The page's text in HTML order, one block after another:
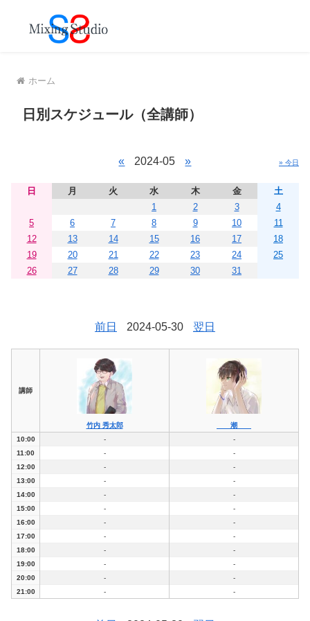
ホーム
日別スケジュール（全講師）
« 2024-05 » » 今日
日 月 火 水 木 金
土
1
2 3
4
5
6 7 8 9 10
11
12
13 14 15 16 17
18
19
20 21 22 23 24
25
26
27 28 29 30 31
前日 2024-05-30 翌日
講師
竹内 秀太郎
潮
10:00
-
-
11:00
-
-
12:00
-
-
13:00
-
-
14:00
-
-
15:00
-
-
16:00
-
-
17:00
-
-
18:00
-
-
19:00
-
-
20:00
-
-
21:00
- -